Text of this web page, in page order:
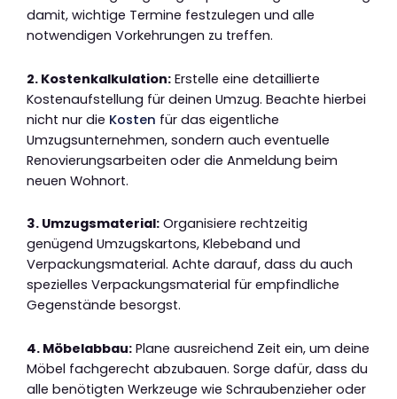
damit, wichtige Termine festzulegen und alle
notwendigen Vorkehrungen zu treffen.
2. Kostenkalkulation: Erstelle eine detaillierte
Kostenaufstellung für deinen Umzug. Beachte hierbei
nicht nur die Kosten für das eigentliche
Umzugsunternehmen, sondern auch eventuelle
Renovierungsarbeiten oder die Anmeldung beim
neuen Wohnort.
3. Umzugsmaterial: Organisiere rechtzeitig
genügend Umzugskartons, Klebeband und
Verpackungsmaterial. Achte darauf, dass du auch
spezielles Verpackungsmaterial für empfindliche
Gegenstände besorgst.
4. Möbelabbau: Plane ausreichend Zeit ein, um deine
Möbel fachgerecht abzubauen. Sorge dafür, dass du
alle benötigten Werkzeuge wie Schraubenzieher oder